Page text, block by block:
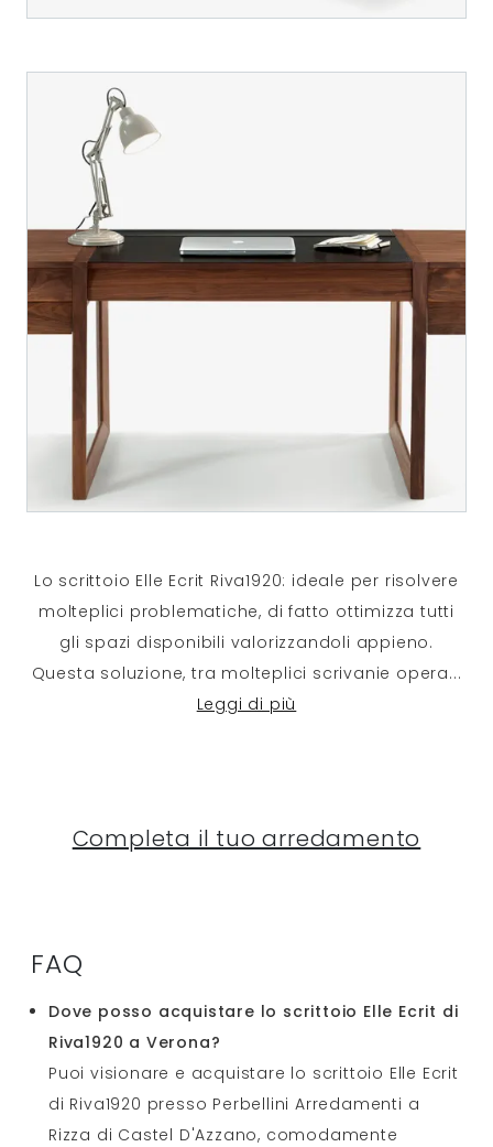
Lo scrittoio Elle Ecrit Riva1920: ideale per risolvere
molteplici problematiche, di fatto ottimizza tutti
gli spazi disponibili valorizzandoli appieno.
Questa soluzione, tra molteplici scrivanie opera...
Leggi di più
Completa il tuo arredamento
FAQ
Dove posso acquistare lo scrittoio Elle Ecrit di
Riva1920 a Verona?
Puoi visionare e acquistare lo scrittoio Elle Ecrit
di Riva1920 presso Perbellini Arredamenti a
Rizza di Castel D'Azzano, comodamente